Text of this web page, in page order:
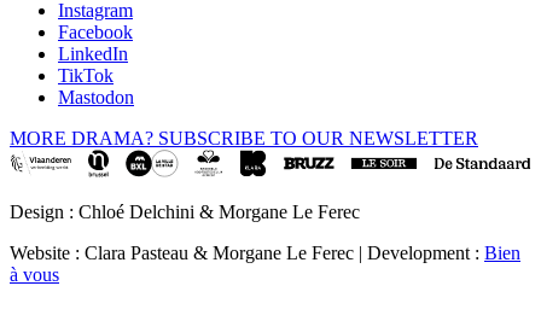
Instagram
Facebook
LinkedIn
TikTok
Mastodon
MORE DRAMA? SUBSCRIBE TO OUR NEWSLETTER
Design : Chloé Delchini & Morgane Le Ferec
Website : Clara Pasteau & Morgane Le Ferec | Development : Bien
à vous